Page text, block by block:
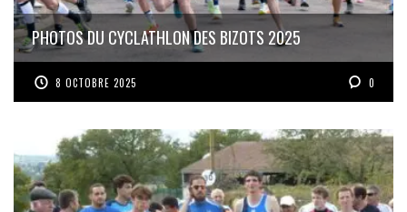
PHOTOS DU CYCLATHLON DES BIZOTS 2025
8 OCTOBRE 2025 0